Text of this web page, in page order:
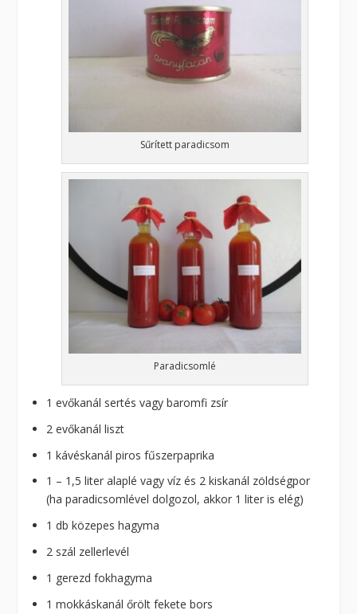
Sűrített paradicsom
Paradicsomlé
1 evőkanál sertés vagy baromfi zsír
2 evőkanál liszt
1 kávéskanál piros fűszerpaprika
1 – 1,5 liter alaplé vagy víz és 2 kiskanál zöldségpor
(ha paradicsomlével dolgozol, akkor 1 liter is elég)
1 db közepes hagyma
2 szál zellerlevél
1 gerezd fokhagyma
1 mokkáskanál őrölt fekete bors